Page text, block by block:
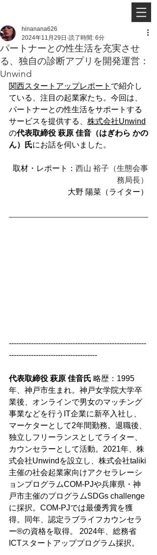
パートナーとの性生活を充実させ
る、独自の診断アプリを開発運営：
Unwind
hinanana626
2024年11月29日 読了時間: 6分
関西スタートアップレポート で紹介し
ている、注目の起業家たち。今回は、
パートナーとの性生活をサポートする
サービスを提供する、 株式会社Unwind
の代表取締役 萩原 佳音（はぎわら かの
ん）氏にお話を伺いました。
取材・レポート： 西山 裕子（生態会事
務局長）
大野 陽菜（ライター）
--------------------------------------------------------
------------------------------------
代表取締役 萩原 佳音氏 略歴： 1995
年、神戸市生まれ。神戸女学院大学卒
業後、オンラインで男女のマッチング
事業などを行うIT企業に新卒入社し、
マーケターとして2年間勤務。退職後、
独立しフリーランスとしてライター、
カウンセラーとして活動。2021年、株
式会社Unwindを設立し、株式会社taliki
主催の社会起業家向けアクセラレーシ
ョンプログラムCOM-PJや兵庫県・神
戸市主催のプログラムSDGs challenge
に採択。COM-PJでは最優秀賞を獲
得。同年、認定ラブライフカウンセラ
ー®︎の資格を取得。 2024年、総務省
ICTスタートアッププログラム採択。